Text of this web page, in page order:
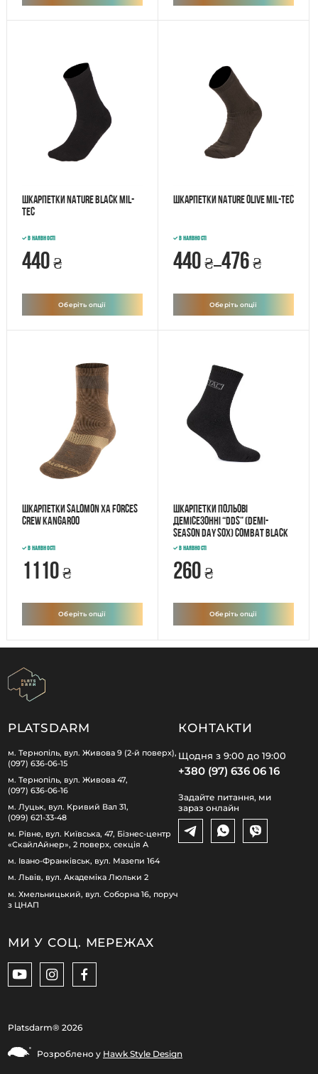
Шкарпетки NATURE Black Mil-
Tec
В наявності
440 ₴
Оберіть опції
Шкарпетки NATURE Olive Mil-Tec
В наявності
440 ₴–476 ₴
Оберіть опції
Шкарпетки SALOMON XA Forces
Crew Kangaroo
В наявності
1110 ₴
Оберіть опції
Шкарпетки польові
демісезонні “DDS” (Demi-
season Day Sox) Combat Black
В наявності
260 ₴
Оберіть опції
PLATSDARM
м. Тернопіль, вул. Живова 9 (2-й поверх),
(097) 636-06-15
м. Тернопіль, вул. Живова 47,
(097) 636-06-16
м. Луцьк, вул. Кривий Вал 31,
(099) 621-33-48
м. Рівне, вул. Київська, 47, Бізнес-центр
«СкайлАйнер», 2 поверх, секція А
м. Івано-Франківськ, вул. Мазепи 164
м. Львів, вул. Академіка Люльки 2
м. Хмельницький, вул. Соборна 16, поруч
з ЦНАП
КОНТАКТИ
Щодня з 9:00 до 19:00
+380 (97) 636 06 16
Задайте питання, ми
зараз онлайн
МИ У СОЦ. МЕРЕЖАХ
Platsdarm® 2026
Розроблено у Hawk Style Design